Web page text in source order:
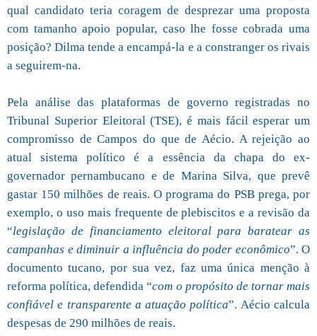
qual candidato teria coragem de desprezar uma proposta
com tamanho apoio popular, caso lhe fosse cobrada uma
posição? Dilma tende a encampá-la e a constranger os rivais
a seguirem-na.
Pela análise das plataformas de governo registradas no
Tribunal Superior Eleitoral (TSE), é mais fácil esperar um
compromisso de Campos do que de Aécio. A rejeição ao
atual sistema político é a essência da chapa do ex-
governador pernambucano e de Marina Silva, que prevê
gastar 150 milhões de reais. O programa do PSB prega, por
exemplo, o uso mais frequente de plebiscitos e a revisão da
“legislação de financiamento eleitoral para baratear as
campanhas e diminuir a influência do poder econômico”. O
documento tucano, por sua vez, faz uma única menção à
reforma política, defendida “com o propósito de tornar mais
confiável e transparente a atuação política”. Aécio calcula
despesas de 290 milhões de reais.